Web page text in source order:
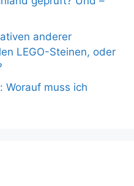
anderer
LEGO-Steinen, oder
Worauf muss ich